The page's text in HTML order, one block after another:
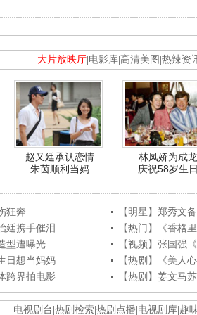
大片放映厅 电影库 高清美图 热辣资
赵又廷承认恋情
朱茵顺利当妈
林凤娇为成龙
庆祝58岁生
狂奔
【明星】郑秀文
廷携手催泪
【热门】《香格
型遭曝光
【视频】张国强
日想当妈妈
【热剧】《美人
跨界拍电影
【热剧】姜文马
电视剧台 热剧检索 热剧点播 电视剧库 趣